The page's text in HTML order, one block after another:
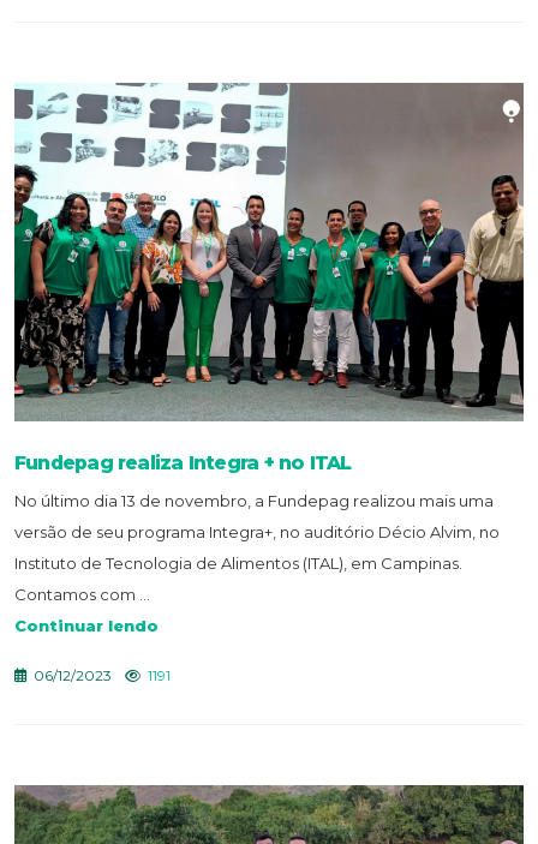
Fundepag realiza Integra + no ITAL
No último dia 13 de novembro, a Fundepag realizou mais uma
versão de seu programa Integra+, no auditório Décio Alvim, no
Instituto de Tecnologia de Alimentos (ITAL), em Campinas.
Contamos com ...
Continuar lendo
06/12/2023 1191